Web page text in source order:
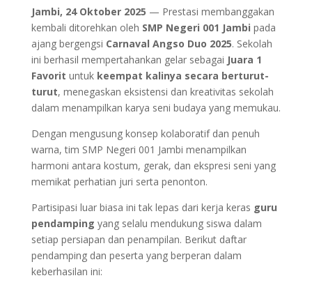
Jambi, 24 Oktober 2025 — Prestasi membanggakan
kembali ditorehkan oleh SMP Negeri 001 Jambi pada
ajang bergengsi Carnaval Angso Duo 2025. Sekolah
ini berhasil mempertahankan gelar sebagai Juara 1
Favorit untuk keempat kalinya secara berturut-
turut, menegaskan eksistensi dan kreativitas sekolah
dalam menampilkan karya seni budaya yang memukau.
Dengan mengusung konsep kolaboratif dan penuh
warna, tim SMP Negeri 001 Jambi menampilkan
harmoni antara kostum, gerak, dan ekspresi seni yang
memikat perhatian juri serta penonton.
Partisipasi luar biasa ini tak lepas dari kerja keras guru
pendamping yang selalu mendukung siswa dalam
setiap persiapan dan penampilan. Berikut daftar
pendamping dan peserta yang berperan dalam
keberhasilan ini: